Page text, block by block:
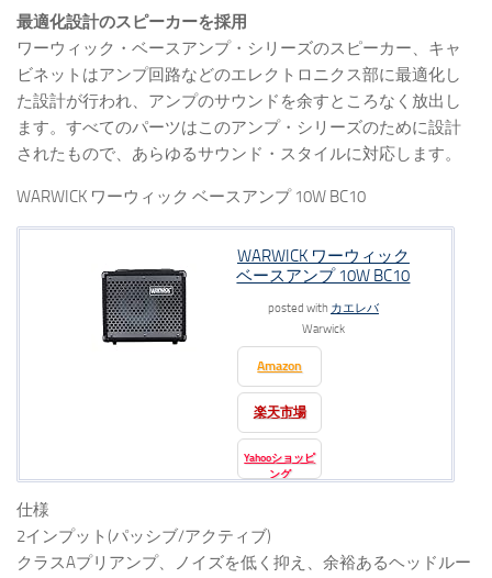
最適化設計のスピーカーを採用
ワーウィック・ベースアンプ・シリーズのスピーカー、キャ
ビネットはアンプ回路などのエレクトロニクス部に最適化し
た設計が行われ、アンプのサウンドを余すところなく放出し
ます。すべてのパーツはこのアンプ・シリーズのために設計
されたもので、あらゆるサウンド・スタイルに対応します。
WARWICK ワーウィック ベースアンプ 10W BC10
WARWICK ワーウィック
ベースアンプ 10W BC10
posted with カエレバ
Warwick
Amazon
楽天市場
Yahooショッピ
ング
仕様
2インプット(パッシブ/アクティブ)
クラスAプリアンプ、ノイズを低く抑え、余裕あるヘッドルー